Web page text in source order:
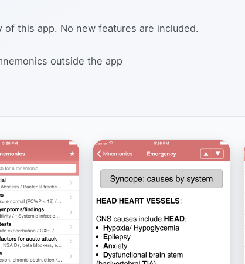
this app. No new features are included.
outside the app